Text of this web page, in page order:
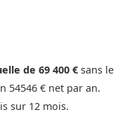
de 69 400 € sans le
54546 € net par an.
sur 12 mois.